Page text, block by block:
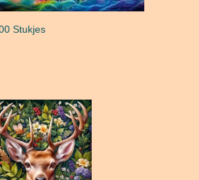
Stukjes